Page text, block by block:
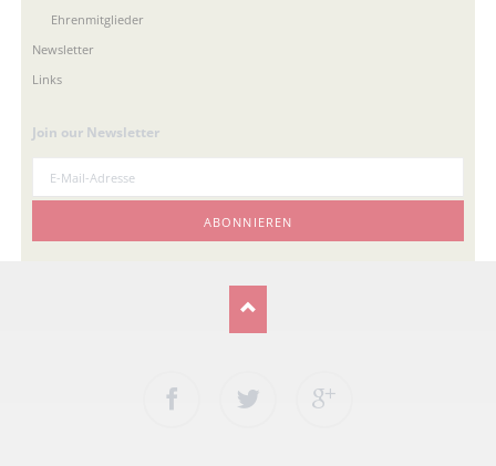
Ehrenmitglieder
Newsletter
Links
Join our Newsletter
Mail-
ABONNIEREN